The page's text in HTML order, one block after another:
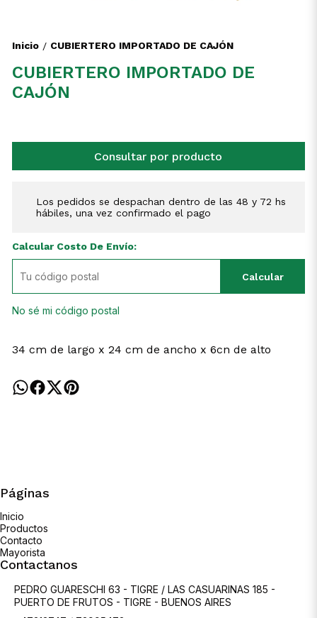
Inicio / CUBIERTERO IMPORTADO DE CAJÓN
CUBIERTERO IMPORTADO DE
CAJÓN
Consultar por producto
Los pedidos se despachan dentro de las 48 y 72 hs
hábiles, una vez confirmado el pago
Calcular Costo De Envío:
Calcular
No sé mi código postal
34 cm de largo x 24 cm de ancho x 6cn de alto
Páginas
Inicio
Productos
Contacto
Mayorista
Contactanos
PEDRO GUARESCHI 63 - TIGRE / LAS CASUARINAS 185 -
PUERTO DE FRUTOS - TIGRE - BUENOS AIRES